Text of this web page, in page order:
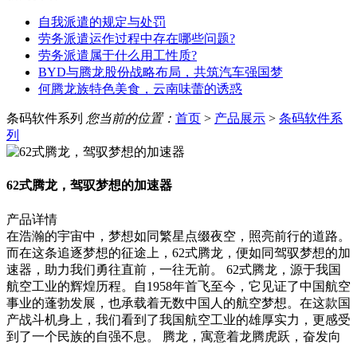
自我派遣的规定与处罚
劳务派遣运作过程中存在哪些问题?
劳务派遣属于什么用工性质?
BYD与腾龙股份战略布局，共筑汽车强国梦
何腾龙族特色美食，云南味蕾的诱惑
条码软件系列 您当前的位置： 首页 > 产品展示 > 条码软件系
列
62式腾龙，驾驭梦想的加速器
产品详情
在浩瀚的宇宙中，梦想如同繁星点缀夜空，照亮前行的道路。
而在这条追逐梦想的征途上，62式腾龙，便如同驾驭梦想的加
速器，助力我们勇往直前，一往无前。 62式腾龙，源于我国
航空工业的辉煌历程。自1958年首飞至今，它见证了中国航空
事业的蓬勃发展，也承载着无数中国人的航空梦想。在这款国
产战斗机身上，我们看到了我国航空工业的雄厚实力，更感受
到了一个民族的自强不息。 腾龙，寓意着龙腾虎跃，奋发向